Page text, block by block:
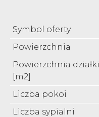
Symbol oferty
Powierzchnia
Powierzchnia działki
[m2]
Liczba pokoi
Liczba sypialni